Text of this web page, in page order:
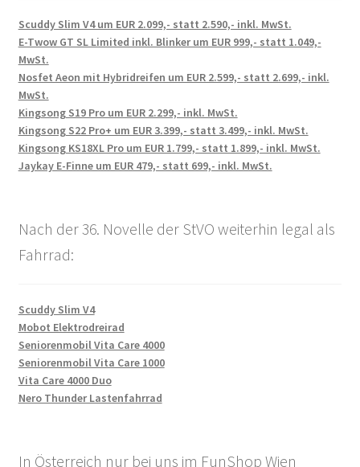
Scuddy Slim V4 um EUR 2.099,- statt 2.590,- inkl. MwSt.
E-Twow GT SL Limited inkl. Blinker um EUR 999,- statt 1.049,-
MwSt.
Nosfet Aeon mit Hybridreifen um EUR 2.599,- statt 2.699,- inkl.
MwSt.
Kingsong S19 Pro um EUR 2.299,- inkl. MwSt.
Kingsong S22 Pro+ um EUR 3.399,- statt 3.499,- inkl. MwSt.
Kingsong KS18XL Pro um EUR 1.799,- statt 1.899,- inkl. MwSt.
Jaykay E-Finne um EUR 479,- statt 699,- inkl. MwSt.
Nach der 36. Novelle der StVO weiterhin legal als
Fahrrad:
Scuddy Slim V4
Mobot Elektrodreirad
Seniorenmobil Vita Care 4000
Seniorenmobil Vita Care 1000
Vita Care 4000 Duo
Nero Thunder Lastenfahrrad
In Österreich nur bei uns im FunShop Wien